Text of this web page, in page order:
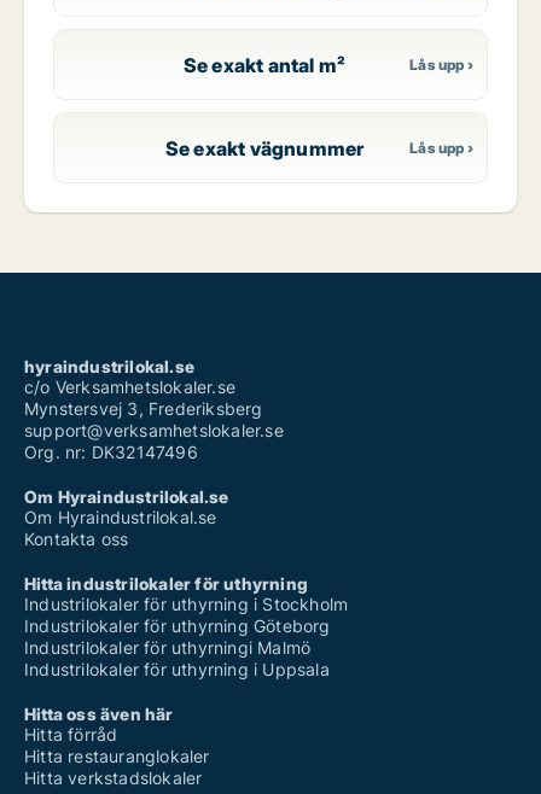
Se exakt antal m²
Se exakt vägnummer
hyraindustrilokal.se
c/o Verksamhetslokaler.se
Mynstersvej 3, Frederiksberg
support@verksamhetslokaler.se
Org. nr: DK32147496
Om Hyraindustrilokal.se
Om Hyraindustrilokal.se
Kontakta oss
Hitta industrilokaler för uthyrning
Industrilokaler för uthyrning i Stockholm
Industrilokaler för uthyrning Göteborg
Industrilokaler för uthyrningi Malmö
Industrilokaler för uthyrning i Uppsala
Hitta oss även här
Hitta förråd
Hitta restauranglokaler
Hitta verkstadslokaler